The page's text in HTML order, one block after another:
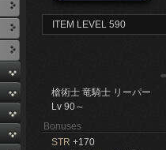
ITEM LEVEL 590
槍術士 竜騎士 リーパー
Lv 90～
Bonuses
STR +170